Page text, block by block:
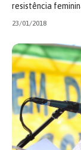
resistência
23/01/2018